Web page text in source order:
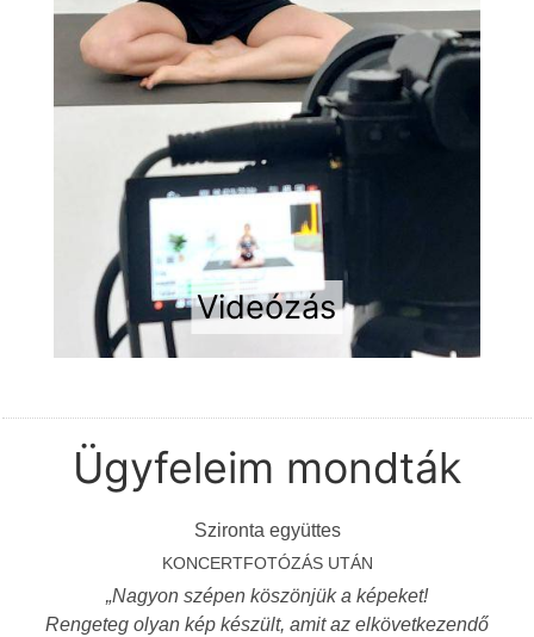
Videózás
Ügyfeleim mondták
Szironta együttes
KONCERTFOTÓZÁS UTÁN
Nagyon szépen köszönjük a képeket!
Rengeteg olyan kép készült, amit az elkövetkezendő